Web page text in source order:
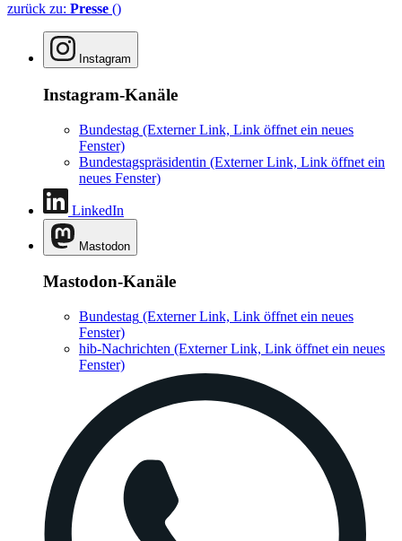
zurück zu: Presse ()
Instagram
Instagram-Kanäle
Bundestag (Externer Link, Link öffnet ein neues
Fenster)
Bundestagspräsidentin (Externer Link, Link öffnet ein
neues Fenster)
LinkedIn
Mastodon
Mastodon-Kanäle
Bundestag (Externer Link, Link öffnet ein neues
Fenster)
hib-Nachrichten (Externer Link, Link öffnet ein neues
Fenster)